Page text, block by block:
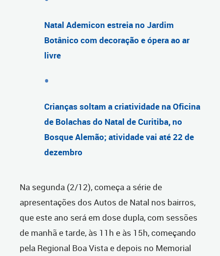
Natal Ademicon estreia no Jardim
Botânico com decoração e ópera ao ar
livre
Crianças soltam a criatividade na Oficina
de Bolachas do Natal de Curitiba, no
Bosque Alemão; atividade vai até 22 de
dezembro
Na segunda (2/12), começa a série de
apresentações dos Autos de Natal nos bairros,
que este ano será em dose dupla, com sessões
de manhã e tarde, às 11h e às 15h, começando
pela Regional Boa Vista e depois no Memorial